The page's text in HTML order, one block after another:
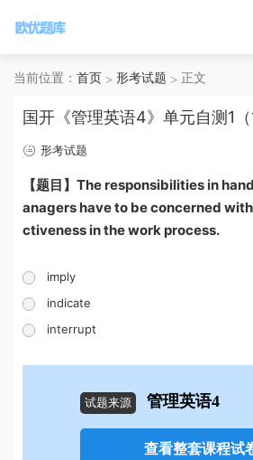
当前位置： 首页 形考试题 正文
国开《管理英语4》单元自测1（
形考试题
【题目】The responsibilities in
anagers have to be concerned
ctiveness in the work process.
imply
indicate
interrupt
试题来源 管理英语4
查看整套课程试